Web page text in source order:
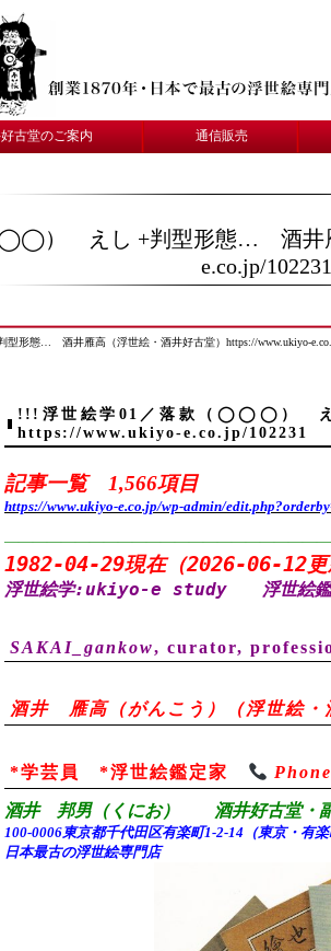
古堂のご案内 通信販売
） えし +判型形態… 酒井雁
e.co.jp/102231
態… 酒井雁高（浮世絵・酒井好古堂）https://www.ukiyo-
!!!浮世絵学01／落款（◯◯◯） え
https://www.ukiyo-e.co.jp/102231
記事一覧 1,566項目
https://www.ukiyo-e.co.jp/wp-admin/
1982-04-29現在（2026-06-12更
浮世絵学:ukiyo-e study 浮世絵
SAKAI_gankow, curator,
酒井 雁高（がんこう）（浮世絵・
*学芸員 *浮世絵鑑定家
酒井 邦男（くにお） 酒井好古
100-0006東京都千代田区有楽町1-2-14（東京・有
日本最古の浮世絵専門店